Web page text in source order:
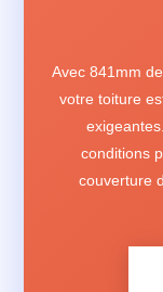
Avec 841mm
votre toiture
conditions
couverture